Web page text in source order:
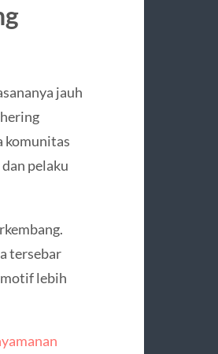
jauh
komunitas
pelaku
tersebar
lebih